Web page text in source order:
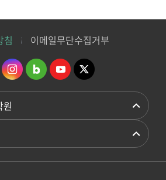
침 이메일무단수집거부
원